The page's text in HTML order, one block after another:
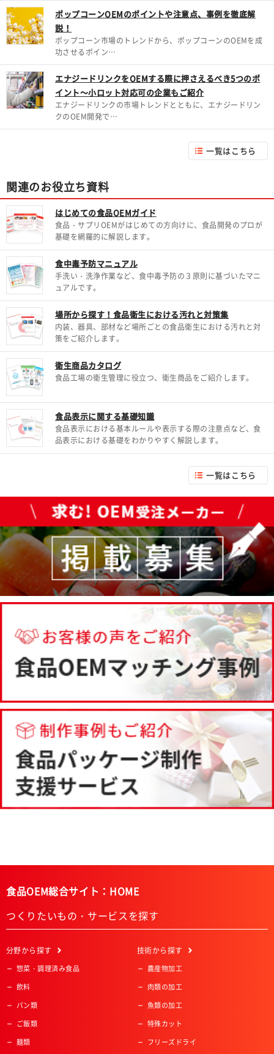
ポップコーンOEMのポイントや注意点、事例を徹底解
説！
ポップコーン市場のトレンドから、ポップコーンのOEMを成
功させるポイン…
エナジードリンクをOEMする際に押さえるべき5つのポ
イント～小ロット対応可の企業もご紹介
エナジードリンクの市場トレンドとともに、エナジードリン
クのOEM開発で…
一覧はこちら
関連のお役立ち資料
はじめての食品OEMガイド
食品・サプリOEMがはじめての方向けに、食品開発のプロが
基礎を網羅的に解説します。
食中毒予防マニュアル
手洗い・洗浄作業など、食中毒予防の３原則に基づいたマニ
ュアルです。
場所から探す！食品衛生における汚れと対策集
内装、器具、部材など場所ごとの食品衛生における汚れと対
策をご紹介します。
衛生商品カタログ
食品工場の衛生管理に役立つ、衛生商品をご紹介します。
食品表示に関する基礎知識
食品表示における基本ルールや表示する際の注意点など、食
品表示における基礎をわかりやすく解説します。
一覧はこちら
食品OEM総合サイト：HOME
つくりたいもの・サービスを探す
分野から探す
惣菜・調理済み食品
飲料
パン類
ご飯類
麺類
技術から探す
農産物加工
肉類の加工
魚類の加工
特殊カット
フリーズドライ